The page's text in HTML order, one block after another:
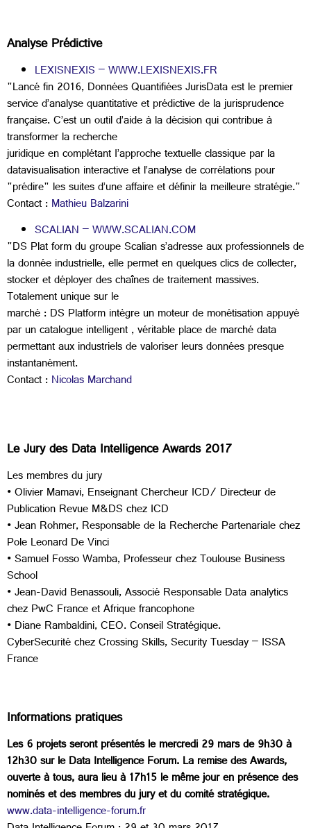
Analyse Prédictive
LEXISNEXIS – WWW.LEXISNEXIS.FR
"Lancé fin 2016, Données Quantifiées JurisData est le premier
service d’analyse quantitative et prédictive de la jurisprudence
française. C’est un outil d’aide à la décision qui contribue à
transformer la recherche
juridique en complétant I’approche textuelle classique par la
datavisualisation interactive et l’analyse de corrélations pour
"prédire" les suites d’une affaire et définir la meilleure stratégie."
Contact :Mathieu Balzarini
SCALIAN – WWW.SCALIAN.COM
"DS Plat form du groupe Scalian s’adresse aux professionnels de
la donnée industrielle, elle permet en quelques clics de collecter,
stocker et déployer des chaînes de traitement massives.
Totalement unique sur le
marché : DS Platform intègre un moteur de monétisation appuyé
par un catalogue intelligent , véritable place de marché data
permettant aux industriels de valoriser leurs données presque
instantanément.
Contact :Nicolas Marchand
Le Jury des Data Intelligence Awards 2017
Les membres du jury
• Olivier Mamavi, Enseignant Chercheur ICD/ Directeur de
Publication Revue M&DS chez ICD
• Jean Rohmer, Responsable de la Recherche Partenariale chez
Pole Leonard De Vinci
• Samuel Fosso Wamba, Professeur chez Toulouse Business
School
• Jean-David Benassouli, Associé Responsable Data analytics
chez PwC France et Afrique francophone
• Diane Rambaldini, CEO. Conseil Stratégique.
CyberSecurité chez Crossing Skills, Security Tuesday – ISSA
France
Informations pratiques
Les 6 projets seront présentés le mercredi 29 mars de 9h30 à
12h30 sur le Data Intelligence Forum. La remise des Awards,
ouverte à tous, aura lieu à 17h15 le même jour en présence des
nominés et des membres du jury et du comité stratégique.
www.data-intelligence-forum.fr